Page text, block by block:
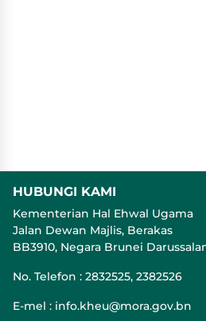
HUBUNGI KAMI
Kementerian Hal Ehwal Ugama
Jalan Dewan Majlis, Berakas
BB3910, Negara Brunei
No. Telefon : 2832525, 2382526
E-mel : info.kheu@mora.gov.bn